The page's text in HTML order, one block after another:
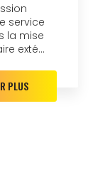
service
la mise
exté...
PLUS